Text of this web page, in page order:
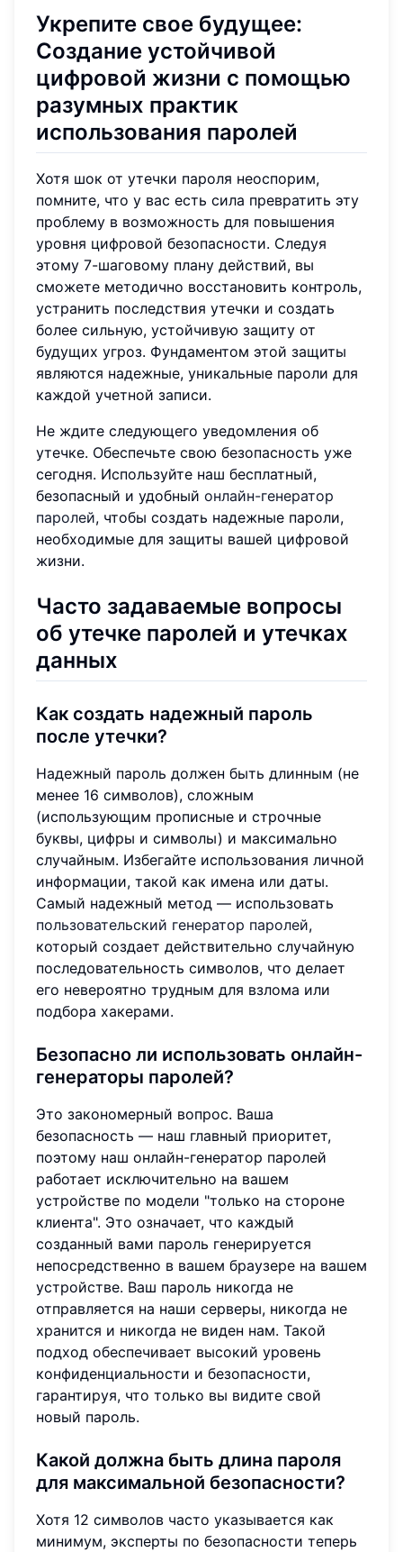
Укрепите свое будущее:
Создание устойчивой
цифровой жизни с помощью
разумных практик
использования паролей
Хотя шок от утечки пароля неоспорим,
помните, что у вас есть сила превратить эту
проблему в возможность для повышения
уровня цифровой безопасности. Следуя
этому 7-шаговому плану действий, вы
сможете методично восстановить контроль,
устранить последствия утечки и создать
более сильную, устойчивую защиту от
будущих угроз. Фундаментом этой защиты
являются надежные, уникальные пароли для
каждой учетной записи.
Не ждите следующего уведомления об
утечке. Обеспечьте свою безопасность уже
сегодня. Используйте наш бесплатный,
безопасный и удобный онлайн-генератор
паролей, чтобы создать надежные пароли,
необходимые для защиты вашей цифровой
жизни.
Часто задаваемые вопросы
об утечке паролей и утечках
данных
Как создать надежный пароль
после утечки?
Надежный пароль должен быть длинным (не
менее 16 символов), сложным
(использующим прописные и строчные
буквы, цифры и символы) и максимально
случайным. Избегайте использования личной
информации, такой как имена или даты.
Самый надежный метод — использовать
пользовательский генератор паролей,
который создает действительно случайную
последовательность символов, что делает
его невероятно трудным для взлома или
подбора хакерами.
Безопасно ли использовать онлайн-
генераторы паролей?
Это закономерный вопрос. Ваша
безопасность — наш главный приоритет,
поэтому наш онлайн-генератор паролей
работает исключительно на вашем
устройстве по модели "только на стороне
клиента". Это означает, что каждый
созданный вами пароль генерируется
непосредственно в вашем браузере на вашем
устройстве. Ваш пароль никогда не
отправляется на наши серверы, никогда не
хранится и никогда не виден нам. Такой
подход обеспечивает высокий уровень
конфиденциальности и безопасности,
гарантируя, что только вы видите свой
новый пароль.
Какой должна быть длина пароля
для максимальной безопасности?
Хотя 12 символов часто указывается как
минимум, эксперты по безопасности теперь